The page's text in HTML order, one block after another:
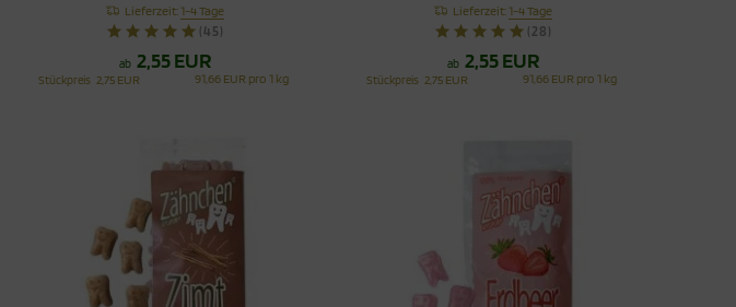
Lieferzeit:1-4 Tage
(45)
ab 2,55 EUR
Stückpreis 2,75 EUR 91,66 EUR pro 1 kg
Lieferzeit:1-4 Tage
(28)
ab 2,55 EUR
Stückpreis 2,75 EUR 91,66 EUR pro 1 kg